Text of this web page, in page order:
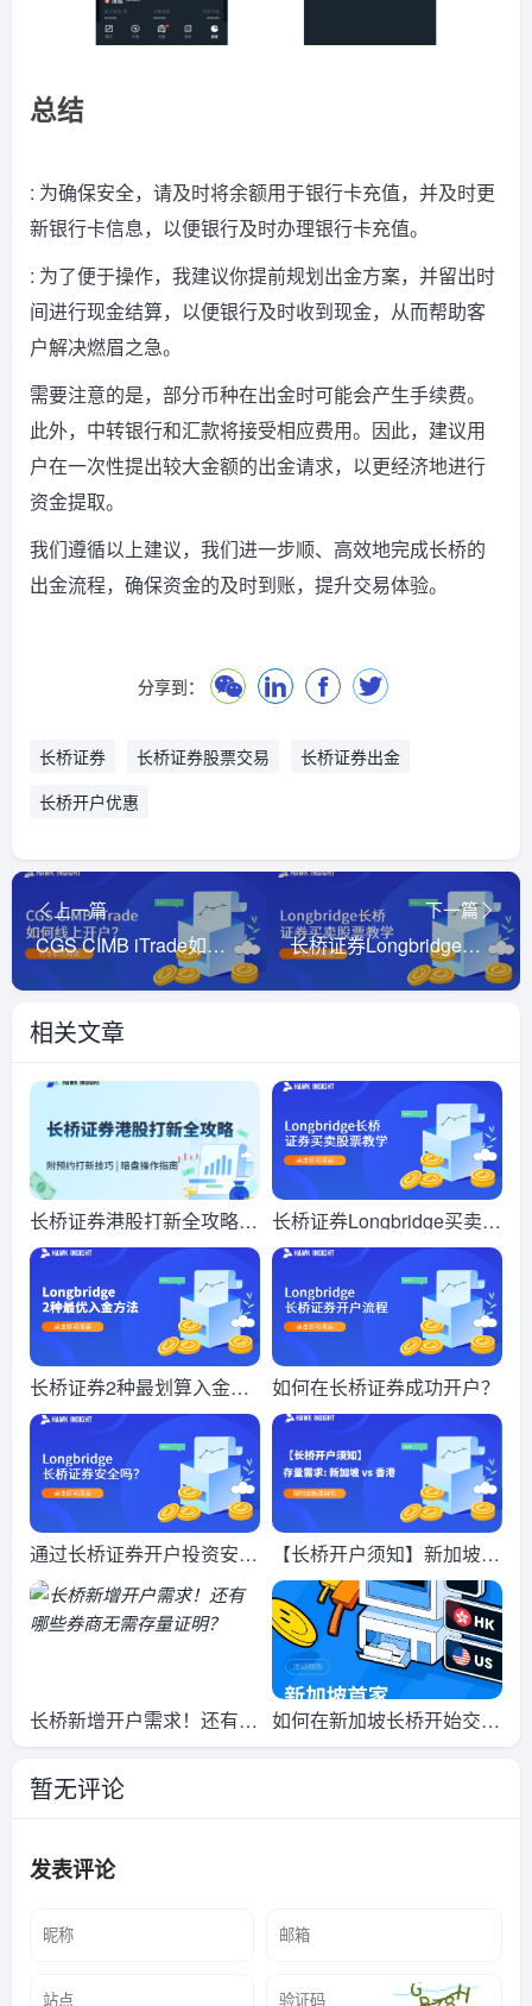
总结
: 为确保安全，请及时将余额用于银行卡充值，并及时更
新银行卡信息，以便银行及时办理银行卡充值。
: 为了便于操作，我建议你提前规划出金方案，并留出时
间进行现金结算，以便银行及时收到现金，从而帮助客
户解决燃眉之急。
需要注意的是，部分币种在出金时可能会产生手续费。
此外，中转银行和汇款将接受相应费用。因此，建议用
户在一次性提出较大金额的出金请求，以更经济地进行
资金提取。
我们遵循以上建议，我们进一步顺、高效地完成长桥的
出金流程，确保资金的及时到账，提升交易体验。
分享到：
长桥证券 长桥证券股票交易
长桥证券出金
长桥开户优惠
上一篇
CGS CIMB iTrade如何线上开户
下一篇
长桥证券Longbridge买卖股票教学
相关文章
长桥证券港股打新全攻略
（2026）｜附预约打新技
巧+暗盘操作指南
长桥证券Longbridge买卖股
票教学
长桥证券2种最划算入金方
法
如何在长桥证券成功开户？
通过长桥证券开户投资安全
吗？
【长桥开户须知】新加坡与
香港的存量需求有何不同？
长桥新增开户需求！还有哪
些券商无需存量证明？
如何在新加坡长桥开始交
易？开户入金一点通！
暂无评论
发表评论